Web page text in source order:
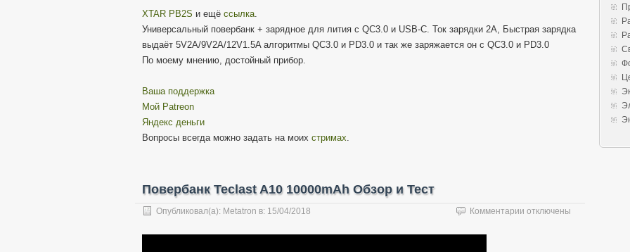
XTAR PB2S и ещё ссылка.
Универсальный повербанк + зарядное для лития с QC3.0 и USB-C. Ток зарядки 2А, Быстрая зарядка
выдаёт 5V2A/9V2A/12V1.5A алгоритмы QC3.0 и PD3.0 и так же заряжается он с QC3.0 и PD3.0
По моему мнению, достойный прибор.
Ваша поддержка
Мой Patreon
Яндекс деньги
Вопросы всегда можно задать на моих стримах.
Повербанк Teclast A10 10000mAh Обзор и Тест
Опубликовал(а): Metatron в: 15/04/2018 Комментарии котключены